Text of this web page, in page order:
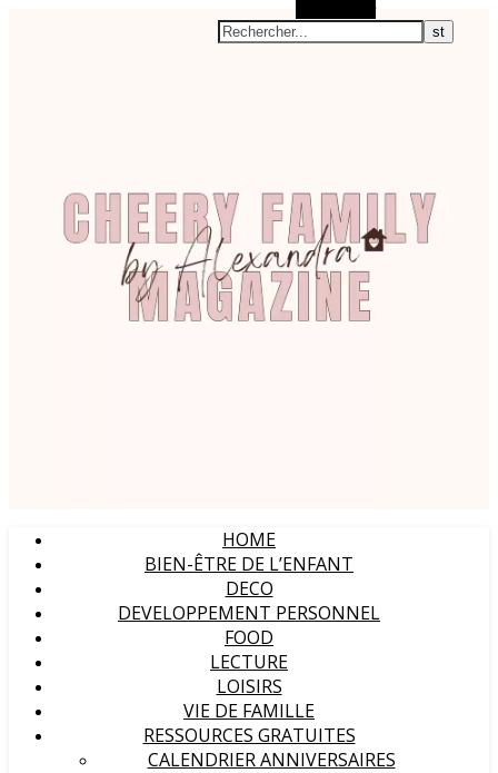
HOME
BIEN-ÊTRE DE L’ENFANT
DECO
DEVELOPPEMENT PERSONNEL
FOOD
LECTURE
LOISIRS
VIE DE FAMILLE
RESSOURCES GRATUITES
CALENDRIER ANNIVERSAIRES